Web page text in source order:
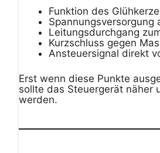
Funktion des
Spannungsversorgung
Leitungsdurchgang
Kurzschluss gegen
Ansteuersignal direkt
Erst wenn diese Punkte
sollte das Steuergerät näher
werden.